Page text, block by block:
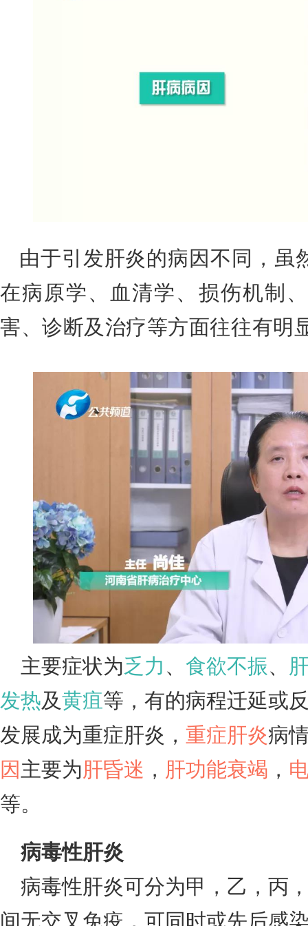
由于引发肝炎的病因不同，虽
在病原学、血清学、损伤机制
害、诊断及治疗等方面往往有明
主要症状为乏力 、 食欲不振、
发热及黄疽等，有的病程迁延或
发展成为重症肝炎， 重症肝炎病
因 主要为肝昏迷 ， 肝功能衰竭 ，
等。
病毒性肝炎
病毒性肝炎可分为甲，乙，丙
间无交叉免疫，可同时或先后感